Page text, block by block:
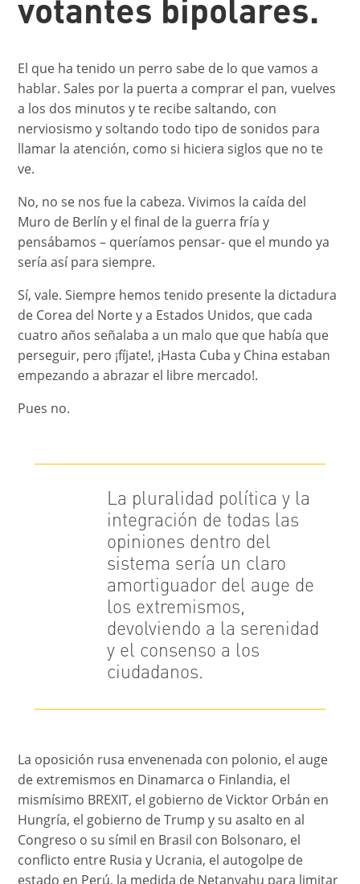
votantes bipolares.
El que ha tenido un perro sabe de lo que vamos a
hablar. Sales por la puerta a comprar el pan, vuelves
a los dos minutos y te recibe saltando, con
nerviosismo y soltando todo tipo de sonidos para
llamar la atención, como si hiciera siglos que no te
ve.
No, no se nos fue la cabeza. Vivimos la caída del
Muro de Berlín y el ﬁnal de la guerra fría y
pensábamos – queríamos pensar- que el mundo ya
sería así para siempre.
Sí, vale. Siempre hemos tenido presente la dictadura
de Corea del Norte y a Estados Unidos, que cada
cuatro años señalaba a un malo que que había que
perseguir, pero ¡fíjate!, ¡Hasta Cuba y China estaban
empezando a abrazar el libre mercado!.
Pues no.
La pluralidad política y la
integración de todas las
opiniones dentro del
sistema sería un claro
amortiguador del auge de
los extremismos,
devolviendo a la serenidad
y el consenso a los
ciudadanos.
La oposición rusa envenenada con polonio, el auge
de extremismos en Dinamarca o Finlandia, el
mismísimo BREXIT, el gobierno de Vicktor Orbán en
Hungría, el gobierno de Trump y su asalto en al
Congreso o su símil en Brasil con Bolsonaro, el
conflicto entre Rusia y Ucrania, el autogolpe de
estado en Perú, la medida de Netanyahu para limitar